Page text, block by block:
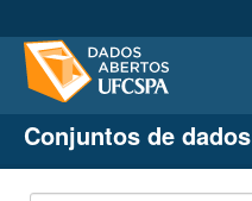
Conjuntos de dados
Organizações
Conjuntos de dados